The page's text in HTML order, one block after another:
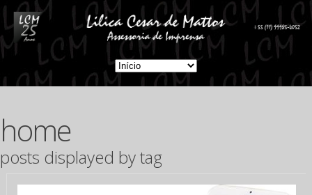
home
posts displayed by tag